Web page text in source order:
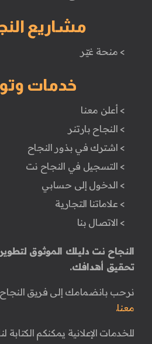
مشاريع
> منحة غيّر
خدمات
> أعلن معنا
> النجاح بارتنر
> اشترك في بذور النجاح
> التسجيل في النجاح نت
> الدخول إلى حسابي
> علاماتنا التجارية
> الاتصال بنا
النجاح نت دليلك الموثوق
تحقيق أهدافك.
نرحب بانضمامك إلى فريق
معنا.
للخدمات الإعلانية يمكنكم الكتابة